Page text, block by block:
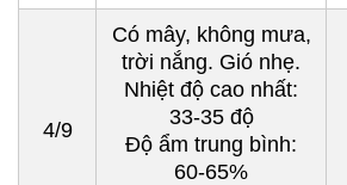
4/9
Có mây, không mưa,
trời nắng. Gió nhẹ.
Nhiệt độ cao nhất:
33-35 độ
Độ ẩm trung bình:
60-65%